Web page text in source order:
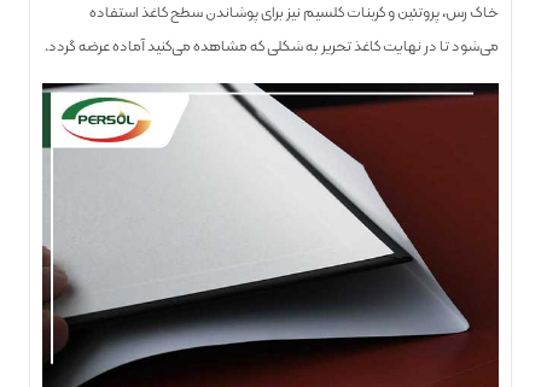
خاک رس، پروتئین و کربنات کلسیم نیز برای پوشاندن سطح کاغذ استفاده
می‌شود تا در نهایت کاغذ تحریر به شکلی که مشاهده می‌کنید آماده عرضه گردد.